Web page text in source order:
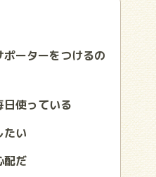
ーターをつけるの
使っている
たい
配だ